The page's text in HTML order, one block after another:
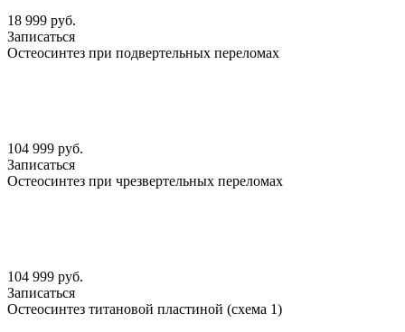
18 999 руб.
Записаться
Остеосинтез при подвертельных переломах
104 999 руб.
Записаться
Остеосинтез при чрезвертельных переломах
104 999 руб.
Записаться
Остеосинтез титановой пластиной (схема 1)